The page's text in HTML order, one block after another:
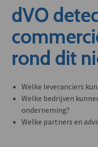
dVO
rond dit
Welke leveranciers
Welke bedrijven
onderneming?
Welke partners en